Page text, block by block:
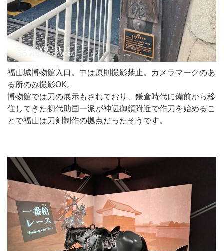
福山城博物館入口。中は原則撮影禁止。カメラマークのあ
る所のみ撮影OK。
博物館では刀の展示もされており、鎌倉時代に備前から移
住してきた初代助国一派が神辺御領附近で作刀を始めるこ
とで福山は刀剣制作の拠点だったそうです。